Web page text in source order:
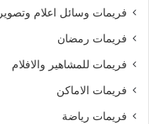
فريمات وسائل اعلام وتصوير
فريمات رمضان
فريمات للمشاهير والافلام
فريمات الاماكن
فريمات رياضة